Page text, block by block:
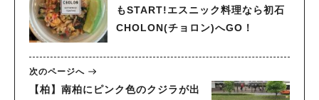
もSTART!エスニック料理なら初石
CHOLON(チョロン)へGO！
次のページへ
【柏】南柏にピンク色のクジラが出